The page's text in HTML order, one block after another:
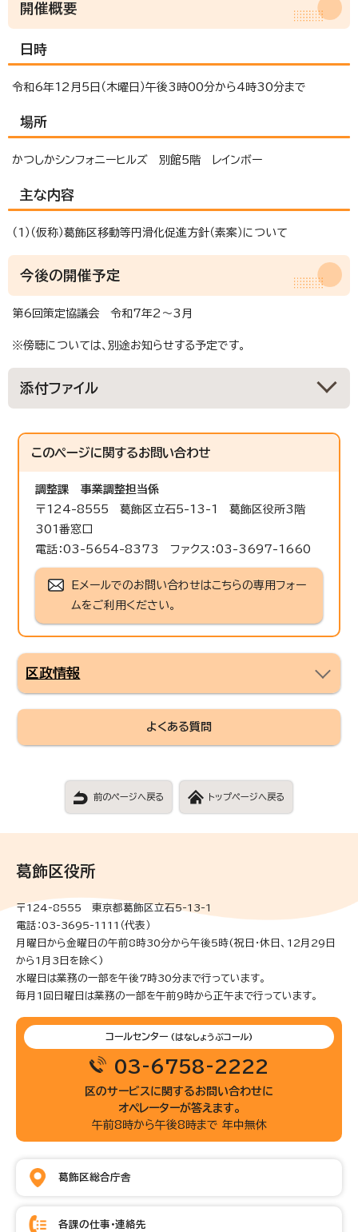
開催概要
日時
令和6年12月5日（木曜日）午後3時00分から4時30分まで
場所
かつしかシンフォニーヒルズ 別館5階 レインボー
主な内容
（1）（仮称）葛飾区移動等円滑化促進方針（素案）について
今後の開催予定
第6回策定協議会 令和7年2～3月
※傍聴については、別途お知らせする予定です。
添付ファイル
このページに関するお問い合わせ
調整課
事業調整担当係
〒124-8555 葛飾区立石5-13-1 葛飾区役所3階
301番窓口
電話：03-5654-8373 ファクス：03-3697-1660
Eメールでのお問い合わせはこちらの専用フォー
ムをご利用ください。
区政情報
よくある質問
前のページへ戻る トップページへ戻る
葛飾区役所
〒124-8555 東京都葛飾区立石5-13-1
電話：03-3695-1111（代表）
月曜日から金曜日の午前8時30分から午後5時(祝日・休日、12月29日
から1月3日を除く)
水曜日は業務の一部を午後7時30分まで行っています。
毎月1回日曜日は業務の一部を午前9時から正午まで行っています。
コールセンター (はなしょうぶコール)
03-6758-2222
区のサービスに関するお問い合わせに
オペレーターが答えます。
午前8時から午後8時まで 年中無休
葛飾区総合庁舎
各課の仕事・連絡先